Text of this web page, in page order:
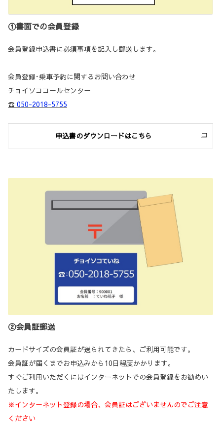
①書面での会員登録
会員登録申込書に必須事項を記入し郵送します。
会員登録･乗車予約に関するお問い合わせ
チョイソココールセンター
☎ 050-2018-5755
申込書のダウンロードはこちら
②会員証郵送
カードサイズの会員証が送られてきたら、ご利用可能です。
会員証が届くまでお申込みから10日程度かかります。
すぐご利用いただくにはインターネットでの会員登録をお勧めい
たします。
※インターネット登録の場合、会員証はございませんのでご注意
ください